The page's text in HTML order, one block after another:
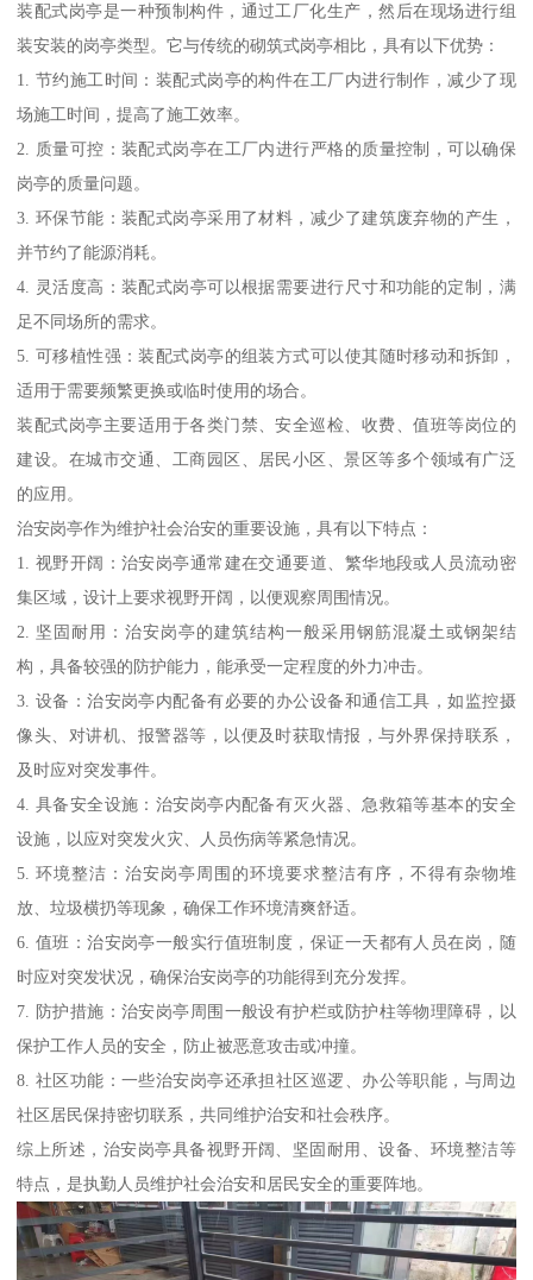
装配式岗亭是一种预制构件，通过工厂化生产，然后在现场进行组
装安装的岗亭类型。它与传统的砌筑式岗亭相比，具有以下优势：
1. 节约施工时间：装配式岗亭的构件在工厂内进行制作，减少了现
场施工时间，提高了施工效率。
2. 质量可控：装配式岗亭在工厂内进行严格的质量控制，可以确保
岗亭的质量问题。
3. 环保节能：装配式岗亭采用了材料，减少了建筑废弃物的产生，
并节约了能源消耗。
4. 灵活度高：装配式岗亭可以根据需要进行尺寸和功能的定制，满
足不同场所的需求。
5. 可移植性强：装配式岗亭的组装方式可以使其随时移动和拆卸，
适用于需要频繁更换或临时使用的场合。
装配式岗亭主要适用于各类门禁、安全巡检、收费、值班等岗位的
建设。在城市交通、工商园区、居民小区、景区等多个领域有广泛
的应用。
治安岗亭作为维护社会治安的重要设施，具有以下特点：
1. 视野开阔：治安岗亭通常建在交通要道、繁华地段或人员流动密
集区域，设计上要求视野开阔，以便观察周围情况。
2. 坚固耐用：治安岗亭的建筑结构一般采用钢筋混凝土或钢架结
构，具备较强的防护能力，能承受一定程度的外力冲击。
3. 设备：治安岗亭内配备有必要的办公设备和通信工具，如监控摄
像头、对讲机、报警器等，以便及时获取情报，与外界保持联系，
及时应对突发事件。
4. 具备安全设施：治安岗亭内配备有灭火器、急救箱等基本的安全
设施，以应对突发火灾、人员伤病等紧急情况。
5. 环境整洁：治安岗亭周围的环境要求整洁有序，不得有杂物堆
放、垃圾横扔等现象，确保工作环境清爽舒适。
6. 值班：治安岗亭一般实行值班制度，保证一天都有人员在岗，随
时应对突发状况，确保治安岗亭的功能得到充分发挥。
7. 防护措施：治安岗亭周围一般设有护栏或防护柱等物理障碍，以
保护工作人员的安全，防止被恶意攻击或冲撞。
8. 社区功能：一些治安岗亭还承担社区巡逻、办公等职能，与周边
社区居民保持密切联系，共同维护治安和社会秩序。
综上所述，治安岗亭具备视野开阔、坚固耐用、设备、环境整洁等
特点，是执勤人员维护社会治安和居民安全的重要阵地。